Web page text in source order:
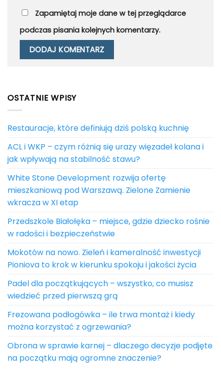
Zapamiętaj moje dane w tej przeglądarce
podczas pisania kolejnych komentarzy.
OSTATNIE WPISY
Restauracje, które definiują dziś polską kuchnię
ACL i WKP – czym różnią się urazy więzadeł kolana i
jak wpływają na stabilność stawu?
White Stone Development rozwija ofertę
mieszkaniową pod Warszawą. Zielone Zamienie
wkracza w XI etap
Przedszkole Białołęka – miejsce, gdzie dziecko rośnie
w radości i bezpieczeństwie
Mokotów na nowo. Zieleń i kameralność inwestycji
Pioniova to krok w kierunku spokoju i jakości życia
Padel dla początkujących – wszystko, co musisz
wiedzieć przed pierwszą grą
Frezowana podłogówka – ile trwa montaż i kiedy
można korzystać z ogrzewania?
Obrona w sprawie karnej – dlaczego decyzje podjęte
na początku mają ogromne znaczenie?